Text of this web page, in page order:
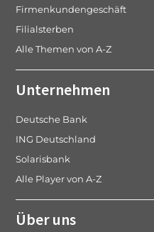
Firmenkundengeschäft
Filialsterben
Alle Themen von A-Z
Unternehmen
Deutsche Bank
ING Deutschland
Solarisbank
Alle Player von A-Z
Über uns